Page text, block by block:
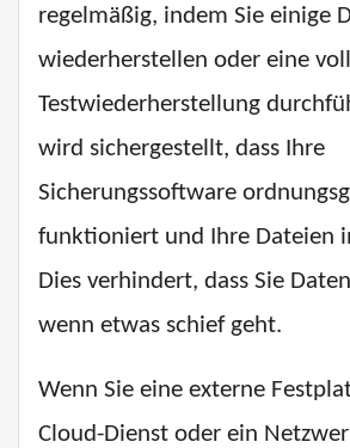
regelmäßig, indem Sie einige
wiederherstellen oder eine
Testwiederherstellung
wird sichergestellt, dass Ihre
Sicherungssoftware
funktioniert und Ihre Dateien
Dies verhindert, dass Sie
wenn etwas schief geht.
Wenn Sie eine externe
Cloud-Dienst oder ein